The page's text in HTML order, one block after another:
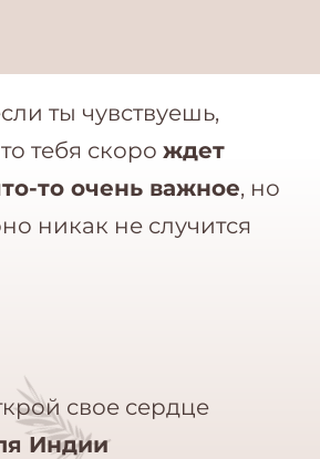
ты чувствуешь,
тебя скоро ждет
то очень важное, но
никак не случится
свое сердце
Индии